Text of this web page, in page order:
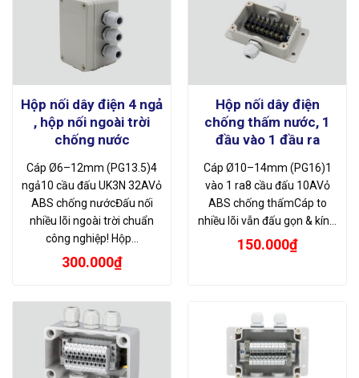
Hộp nối dây điện 4 ngả
, hộp nối ngoài trời
chống nước
Cáp Ø6–12mm (PG13.5)4
ngả10 cầu đấu UK3N 32AVỏ
ABS chống nướcĐấu nối
nhiều lõi ngoài trời chuẩn
công nghiệp! Hộp…
300.000₫
Hộp nối dây điện
chống thấm nước, 1
đầu vào 1 đầu ra
Cáp Ø10–14mm (PG16)1
vào 1 ra8 cầu đấu 10AVỏ
ABS chống thấmCáp to
nhiều lõi vẫn đấu gọn & kín…
150.000₫